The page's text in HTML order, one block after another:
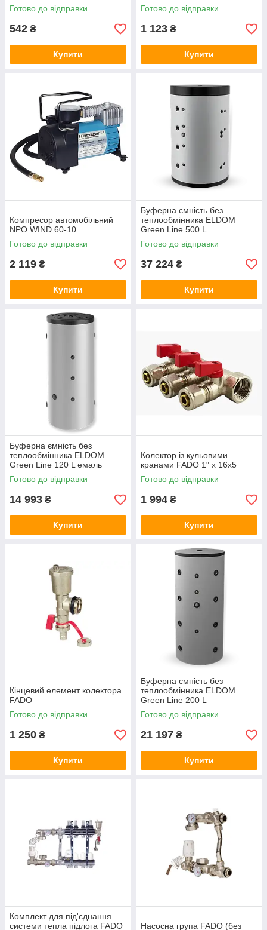
Готово до відправки
542 ₴
Купити
Готово до відправки
1 123 ₴
Купити
Компресор автомобільний
NPO WIND 60-10
Готово до відправки
2 119 ₴
Купити
Буферна ємність без
теплообмінника ELDOM
Green Line 500 L
Готово до відправки
37 224 ₴
Купити
Буферна ємність без
теплообмінника ELDOM
Green Line 120 L емаль
Готово до відправки
14 993 ₴
Купити
Колектор із кульовими
кранами FADO 1" x 16x5
Готово до відправки
1 994 ₴
Купити
Кінцевий елемент колектора
FADO
Готово до відправки
1 250 ₴
Купити
Буферна ємність без
теплообмінника ELDOM
Green Line 200 L
Готово до відправки
21 197 ₴
Купити
Комплект для під'єднання
системи тепла підлога FADO
Насосна група FADO (без